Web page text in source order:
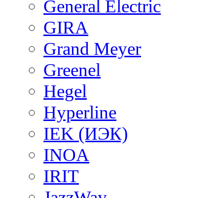
General Electric
GIRA
Grand Meyer
Greenel
Hegel
Hyperline
IEK (ИЭК)
INOA
IRIT